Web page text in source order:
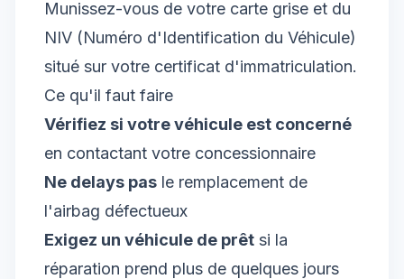
Munissez-vous de votre carte grise et du
NIV (Numéro d'Identification du Véhicule)
situé sur votre certificat d'immatriculation.
Ce qu'il faut faire
Vérifiez si votre véhicule est concerné
en contactant votre concessionnaire
Ne delays pas le remplacement de
l'airbag défectueux
Exigez un véhicule de prêt si la
réparation prend plus de quelques jours